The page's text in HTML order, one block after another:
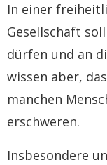
In einer
Gesellschaft
dürfen und an
wissen aber,
manchen
erschweren.
Insbesondere